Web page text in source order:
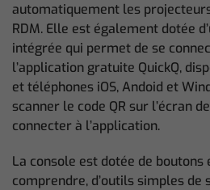
automatiquement les
RDM. Elle est également dotée
intégrée qui permet de se
l’application gratuite QuickQ,
et téléphones iOS, Andoid et
scanner le code QR sur l’écran
connecter à l’application.
La console est dotée de
comprendre, d’outils simples de